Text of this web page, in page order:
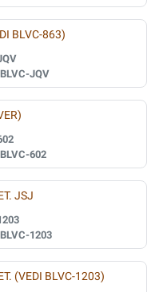
BLVC-863)
JQV
602
JSJ
1203
(VEDI BLVC-1203)